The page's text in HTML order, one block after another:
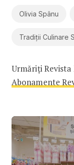
Olivia Spânu
Tradiții Culinare
Urmăriți Revista
Abonamente